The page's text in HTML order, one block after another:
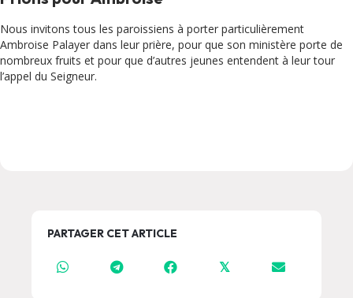
Nous invitons tous les paroissiens à porter particulièrement
Ambroise Palayer dans leur prière, pour que son ministère porte de
nombreux fruits et pour que d’autres jeunes entendent à leur tour
l’appel du Seigneur.
PARTAGER CET ARTICLE
𝕏